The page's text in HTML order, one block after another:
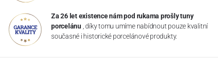
Za 26 let existence nám pod rukama prošly tuny
porcelánu , díky tomu umíme nabídnout pouze kvalitní
současné i historické porcelánové produkty.